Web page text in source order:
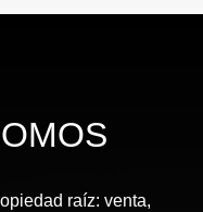
raíz: venta,